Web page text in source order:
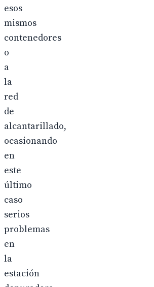
esos
mismos
contenedores
o
a
la
red
de
alcantarillado,
ocasionando
en
este
último
caso
serios
problemas
en
la
estación